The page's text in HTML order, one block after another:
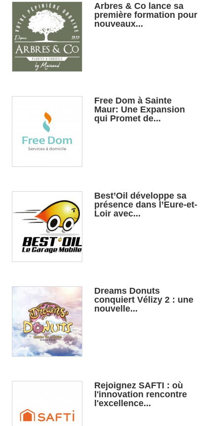
Arbres & Co lance sa
première formation pour
nouveaux...
Free Dom à Sainte
Maur: Une Expansion
qui Promet de...
Best’Oil développe sa
présence dans l’Eure-et-
Loir avec...
Dreams Donuts
conquiert Vélizy 2 : une
nouvelle...
Rejoignez SAFTI : où
l'innovation rencontre
l'excellence...